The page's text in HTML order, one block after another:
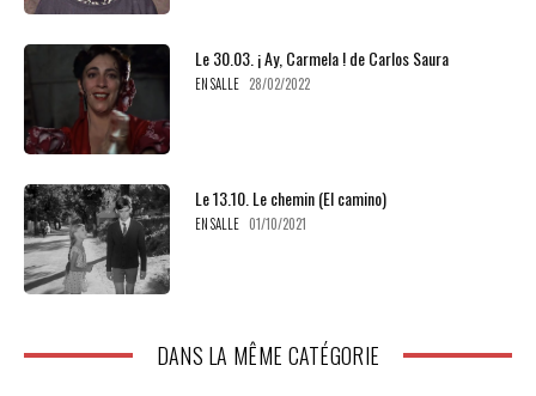
Le 30.03. ¡ Ay, Carmela ! de Carlos Saura
EN SALLE 28/02/2022
Le 13.10. Le chemin (El camino)
EN SALLE 01/10/2021
DANS LA MÊME CATÉGORIE